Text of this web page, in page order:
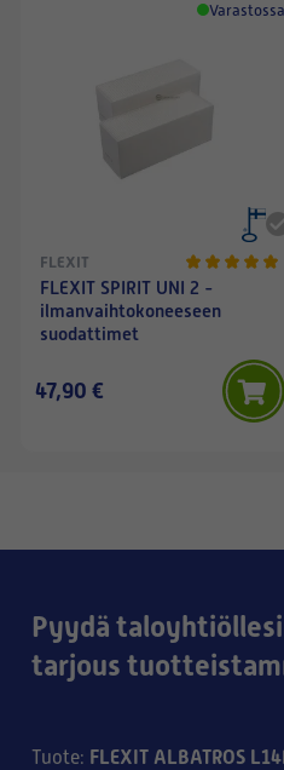
Varastossa
FLEXIT
FLEXIT SPIRIT UNI 2 -
ilmanvaihtokoneeseen
suodattimet
47,90 €
Pyydä
tarjous
Tuote: FLEXIT ALBATROS